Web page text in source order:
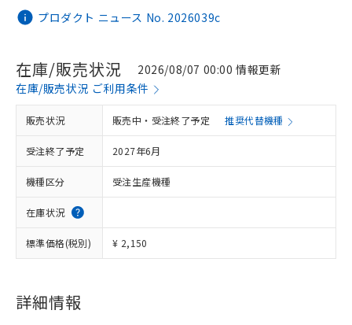
プロダクト ニュース No. 2026039c
在庫/販売状況
2026/08/07 00:00 情報更新
在庫/販売状況 ご利用条件
販売状況 販売中・受注終了予定 推奨代替機種
受注終了予定 2027年6月
機種区分 受注生産機種
在庫状況
標準価格(税別) ¥ 2,150
詳細情報